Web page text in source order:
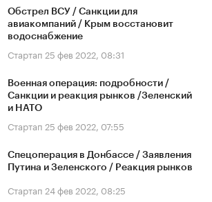
Обстрел ВСУ / Санкции для
авиакомпаний / Крым восстановит
водоснабжение
Стартап 25 фев 2022, 08:31
Военная операция: подробности /
Санкции и реакция рынков /Зеленский
и НАТО
Стартап 25 фев 2022, 07:55
Спецоперация в Донбассе / Заявления
Путина и Зеленского / Реакция рынков
Стартап 24 фев 2022, 08:25